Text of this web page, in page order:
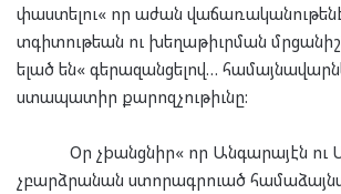
փաստելու« որ աժան
տգիտութեան ու խեղաթիւրման
ելած են« գերազանցելով…
ստապատիր քարոզչութիւնը:
Օր չþանցնիր« որ Անգարայէն ու
չբարձրանան ստորագրուած